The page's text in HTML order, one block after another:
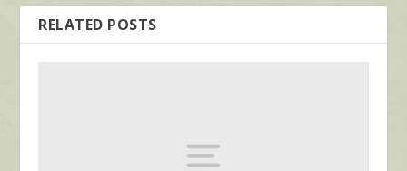
RELATED POSTS